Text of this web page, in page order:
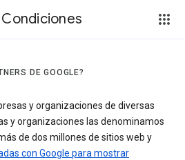
DE GOOGLE?
y organizaciones de diversas
y organizaciones las denominamos
de dos millones de sitios web y
con Google para mostrar